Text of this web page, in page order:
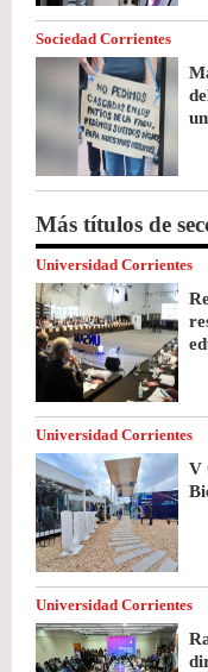
Sociedad Corrientes
Más títulos de
Universidad Corrientes
Universidad Corrientes
V
Universidad Corrientes